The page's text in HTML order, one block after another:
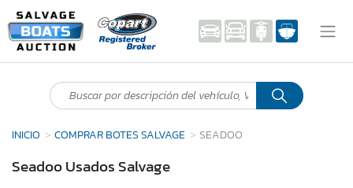
INICIO COMPRAR BOTES SALVAGE SEADOO
Seadoo Usados Salvage